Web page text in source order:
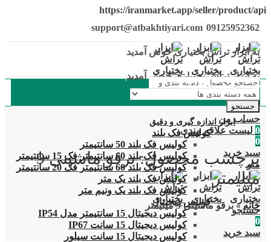
https://iranmarket.app/seller/product/api
support@atbakhtiyari.com 09125952362
به ابزار تراش بختیاری خوش آمدید
به ابزار تراش بختیاری خوش آمدید
جستجو
حساب من
0 لیست علاقه مندی
0
سبد خرید
منو
جستجو
0
سبد خرید
دسته بندی محصولات
ابزار اندازه گیری و دقیق
کولیس فک بلند
کولیس فک بلند 50 سانتیمتر
کولیس فک بلند 60 سانتیمتر فک 15 سانتیمتر
کولیس فک بلند 60 سانتیمتر فک 20 سانتیمتر
کولیس فک بلند یک متر
کولیس فک بلند یک ونیم متر
کولیس دیجیتال
کولیس دیجیتال 15 سانتیمتر مدل IP54
کولیس دیجیتال 15 سانت IP67
کولیس دیجیتال 15 سانت سیلور
برچسب محصول: برقو ماشینی 9
میلیمتر
خانه»برقو ماشینی 9 میلیمتر